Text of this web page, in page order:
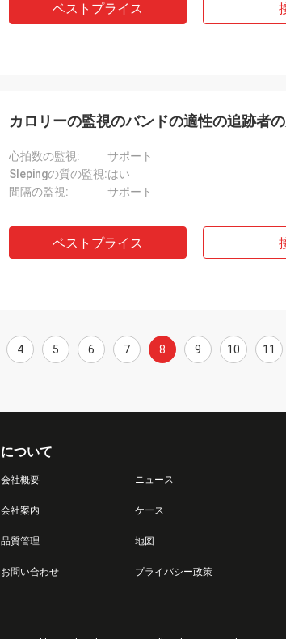
ベストプライス
カロリーの監視のバンドの適性の追跡者
心拍数の監視:
サポート
Slepingの質の監視:はい
間隔の監視:
サポート
ベストプライス
4 5 6 7 8 9 10 11
について
会社概要
会社案内
品質管理
お問い合わせ
ニュース
ケース
地図
プライバシー政策